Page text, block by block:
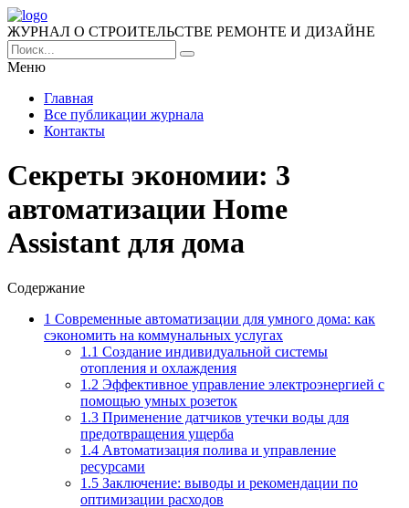
ЖУРНАЛ О СТРОИТЕЛЬСТВЕ РЕМОНТЕ И ДИЗАЙНЕ
Меню
Главная
Все публикации журнала
Контакты
Секреты экономии: 3
автоматизации Home
Assistant для дома
Содержание
1 Современные автоматизации для умного дома: как
сэкономить на коммунальных услугах
1.1 Создание индивидуальной системы
отопления и охлаждения
1.2 Эффективное управление электроэнергией с
помощью умных розеток
1.3 Применение датчиков утечки воды для
предотвращения ущерба
1.4 Автоматизация полива и управление
ресурсами
1.5 Заключение: выводы и рекомендации по
оптимизации расходов